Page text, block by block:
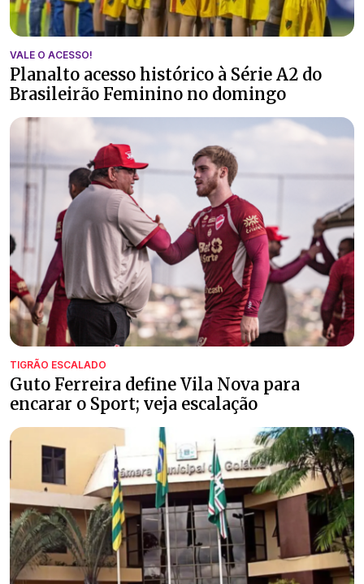
VALE O ACESSO!
Planalto acesso histórico à Série A2 do
Brasileirão Feminino no domingo
TIGRÃO ESCALADO
Guto Ferreira define Vila Nova para
encarar o Sport; veja escalação